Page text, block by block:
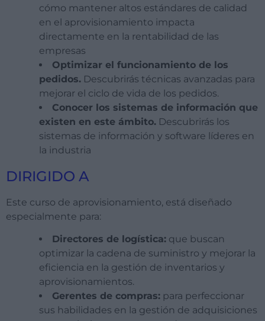
cómo mantener altos estándares de calidad
en el aprovisionamiento impacta
directamente en la rentabilidad de las
empresas
Optimizar el funcionamiento de los
pedidos. Descubrirás técnicas avanzadas para
mejorar el ciclo de vida de los pedidos.
Conocer los sistemas de información que
existen en este ámbito. Descubrirás los
sistemas de información y software líderes en
la industria
DIRIGIDO A
Este curso de aprovisionamiento, está diseñado
especialmente para:
Directores de logística: que buscan
optimizar la cadena de suministro y mejorar la
eficiencia en la gestión de inventarios y
aprovisionamientos.
Gerentes de compras: para perfeccionar
sus habilidades en la gestión de adquisiciones